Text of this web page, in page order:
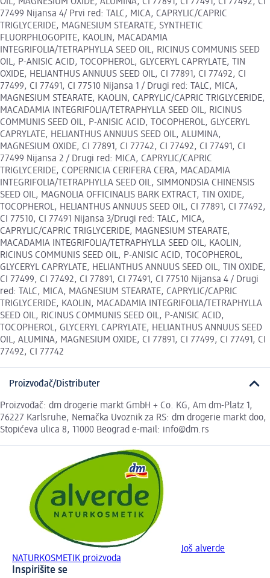
OIL, MAGNESIUM OXIDE, ALUMINA, CI 77891, CI 77491, CI 77492, CI
77499 Nijansa 4/ Prvi red: TALC, MICA, CAPRYLIC/CAPRIC
TRIGLYCERIDE, MAGNESIUM STEARATE, SYNTHETIC
FLUORPHLOGOPITE, KAOLIN, MACADAMIA
INTEGRIFOLIA/TETRAPHYLLA SEED OIL, RICINUS COMMUNIS SEED
OIL, P-ANISIC ACID, TOCOPHEROL, GLYCERYL CAPRYLATE, TIN
OXIDE, HELIANTHUS ANNUUS SEED OIL, CI 77891, CI 77492, CI
77499, CI 77491, CI 77510 Nijansa 1 / Drugi red: TALC, MICA,
MAGNESIUM STEARATE, KAOLIN, CAPRYLIC/CAPRIC TRIGLYCERIDE,
MACADAMIA INTEGRIFOLIA/TETRAPHYLLA SEED OIL, RICINUS
COMMUNIS SEED OIL, P-ANISIC ACID, TOCOPHEROL, GLYCERYL
CAPRYLATE, HELIANTHUS ANNUUS SEED OIL, ALUMINA,
MAGNESIUM OXIDE, CI 77891, CI 77742, CI 77492, CI 77491, CI
77499 Nijansa 2 / Drugi red: MICA, CAPRYLIC/CAPRIC
TRIGLYCERIDE, COPERNICIA CERIFERA CERA, MACADAMIA
INTEGRIFOLIA/TETRAPHYLLA SEED OIL, SIMMONDSIA CHINENSIS
SEED OIL, MAGNOLIA OFFICINALIS BARK EXTRACT, TIN OXIDE,
TOCOPHEROL, HELIANTHUS ANNUUS SEED OIL, CI 77891, CI 77492,
CI 77510, CI 77491 Nijansa 3/Drugi red: TALC, MICA,
CAPRYLIC/CAPRIC TRIGLYCERIDE, MAGNESIUM STEARATE,
MACADAMIA INTEGRIFOLIA/TETRAPHYLLA SEED OIL, KAOLIN,
RICINUS COMMUNIS SEED OIL, P-ANISIC ACID, TOCOPHEROL,
GLYCERYL CAPRYLATE, HELIANTHUS ANNUUS SEED OIL, TIN OXIDE,
CI 77499, CI 77492, CI 77891, CI 77491, CI 77510 Nijansa 4 / Drugi
red: TALC, MICA, MAGNESIUM STEARATE, CAPRYLIC/CAPRIC
TRIGLYCERIDE, KAOLIN, MACADAMIA INTEGRIFOLIA/TETRAPHYLLA
SEED OIL, RICINUS COMMUNIS SEED OIL, P-ANISIC ACID,
TOCOPHEROL, GLYCERYL CAPRYLATE, HELIANTHUS ANNUUS SEED
OIL, ALUMINA, MAGNESIUM OXIDE, CI 77891, CI 77499, CI 77491, CI
77492, CI 77742
Proizvođač/Distributer
Proizvođač: dm drogerie markt GmbH + Co. KG, Am dm-Platz 1,
76227 Karlsruhe, Nemačka Uvoznik za RS: dm drogerie markt doo,
Stopićeva ulica 8, 11000 Beograd e-mail: info@dm.rs
Još alverde
NATURKOSMETIK proizvoda
Inspirišite se